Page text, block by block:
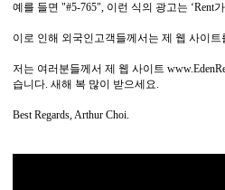
예를 들면 "#5-765", 이런 식의 광고는 ‘Rent
이로 인해 외국인고객들께서는 제 웹 사이
저는 여러분들께서 제 웹 사이트
습니다. 새해 복 많이 받으세요.
Best Regards, Arthur Choi.